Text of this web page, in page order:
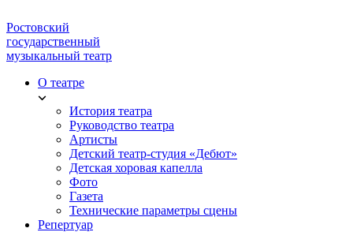
Ростовский
государственный
музыкальный театр
О театре
История театра
Руководство театра
Артисты
Детский театр-студия «Дебют»
Детская хоровая капелла
Фото
Газета
Технические параметры сцены
Репертуар